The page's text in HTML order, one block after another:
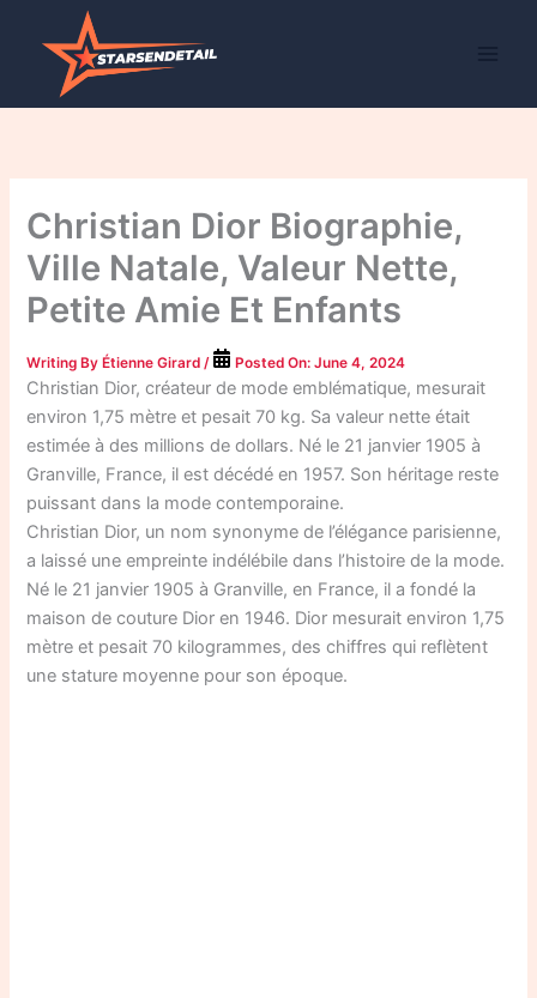
Christian Dior Biographie,
Ville Natale, Valeur Nette,
Petite Amie Et Enfants
Writing ByÉtienne Girard / Posted On:June 4, 2024
Christian Dior, créateur de mode emblématique, mesurait
environ 1,75 mètre et pesait 70 kg. Sa valeur nette était
estimée à des millions de dollars. Né le 21 janvier 1905 à
Granville, France, il est décédé en 1957. Son héritage reste
puissant dans la mode contemporaine.
Christian Dior, un nom synonyme de l’élégance parisienne,
a laissé une empreinte indélébile dans l’histoire de la mode.
Né le 21 janvier 1905 à Granville, en France, il a fondé la
maison de couture Dior en 1946. Dior mesurait environ 1,75
mètre et pesait 70 kilogrammes, des chiffres qui reflètent
une stature moyenne pour son époque.